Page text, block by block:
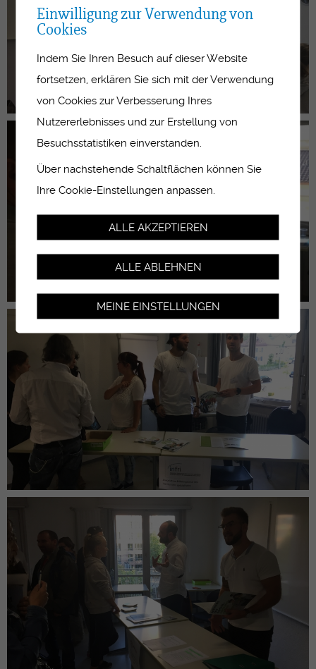
Einwilligung zur Verwendung von
Cookies
Indem Sie Ihren Besuch auf dieser Website
fortsetzen, erklären Sie sich mit der Verwendung
von Cookies zur Verbesserung Ihres
Nutzererlebnisses und zur Erstellung von
Besuchsstatistiken einverstanden.
Über nachstehende Schaltflächen können Sie
Ihre Cookie-Einstellungen anpassen.
ALLE AKZEPTIEREN
ALLE ABLEHNEN
MEINE EINSTELLUNGEN